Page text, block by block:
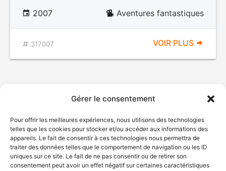
Gérer le consentement
Pour offrir les meilleures expériences, nous utilisons des technologies
telles que les cookies pour stocker et/ou accéder aux informations des
appareils. Le fait de consentir à ces technologies nous permettra de
traiter des données telles que le comportement de navigation ou les ID
uniques sur ce site. Le fait de ne pas consentir ou de retirer son
consentement peut avoir un effet négatif sur certaines caractéristiques
2007 Aventures fantastiques
317007 VOIR PLUS